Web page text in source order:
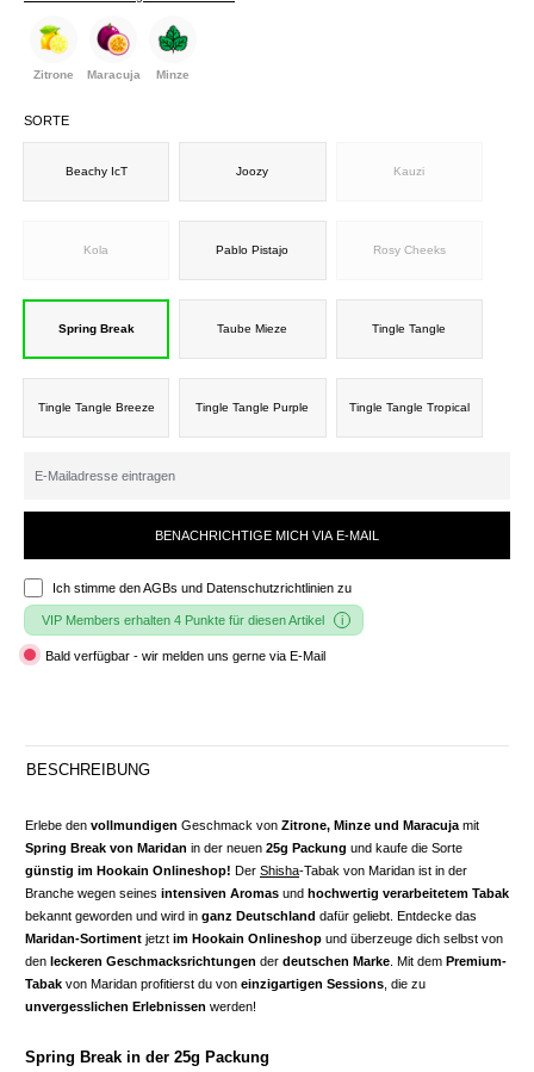
Zitrone Maracuja Minze
SORTE
Beachy IcT Joozy Kauzi
Kola Pablo Pistajo Rosy Cheeks
Spring Break Taube Mieze Tingle Tangle
Tingle Tangle Breeze Tingle Tangle Purple Tingle Tangle Tropical
BENACHRICHTIGE MICH VIA E-MAIL
Ich stimme denAGBs und Datenschutzrichtlinien zu
VIP Members erhalten 4 Punkte für diesen Artikel
Bald verfügbar - wir melden uns gerne via E-Mail
BESCHREIBUNG
Erlebe den vollmundigen Geschmack von Zitrone, Minze und Maracuja mit
Spring Break von Maridan in der neuen 25g Packung und kaufe die Sorte
günstig im Hookain Onlineshop! Der Shisha-Tabak von Maridan ist in der
Branche wegen seines intensiven Aromas und hochwertig verarbeitetem Tabak
bekannt geworden und wird in ganz Deutschland dafür geliebt. Entdecke das
Maridan-Sortiment jetzt im Hookain Onlineshop und überzeuge dich selbst von
den leckeren Geschmacksrichtungen der deutschen Marke . Mit dem Premium-
Tabak von Maridan profitierst du von einzigartigen Sessions , die zu
unvergesslichen Erlebnissen werden!
Spring Break in der 25g Packung